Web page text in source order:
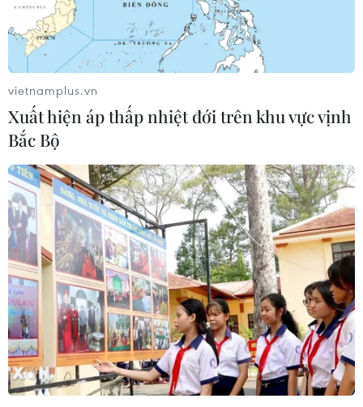
TIN CÙNG CHUYÊN MỤC
Australia đề cao hợp tác với Việt Nam
vì hòa bình, ổn định và thịnh vượng
07/08/2026 07:09
Cựu Đại sứ Australia: Tầm nhìn hợp
vietnamplus.vn
Xuất hiện áp thấp nhiệt đới trên khu vực vịnh
Bắc Bộ